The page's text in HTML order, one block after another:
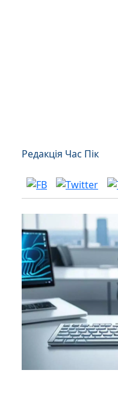
Редакція Час Пік